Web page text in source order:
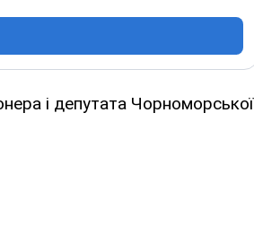
і депутата Чорноморської